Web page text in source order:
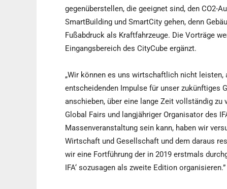
gegenüberstellen, die geeignet sind, den CO2-
SmartBuilding und SmartCity gehen, denn
Fußabdruck als Kraftfahrzeuge. Die Vorträge
Eingangsbereich des CityCube ergänzt.
„Wir können es uns wirtschaftlich nicht
entscheidenden Impulse für unser zukünftiges
anschieben, über eine lange Zeit vollständig
Global Fairs und langjähriger Organisator des
Massenveranstaltung sein kann, haben wir
Wirtschaft und Gesellschaft und dem daraus
wir eine Fortführung der in 2019 erstmals
IFA‘ sozusagen als zweite Edition organisieren.”